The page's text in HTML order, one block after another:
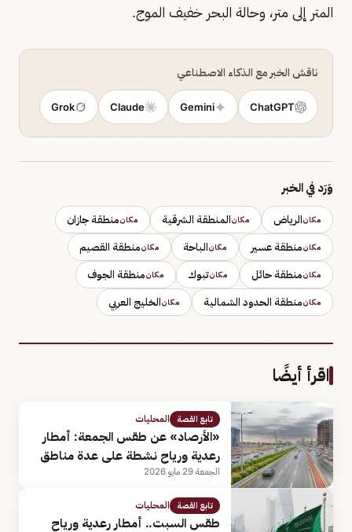
المتر إلى متر، وحالة البحر خفيف الموج.
ناقش الخبر مع الذكاء الاصطناعي
ChatGPT
Gemini
Claude
Grok
وَرَد في الخبر
مكانالرياض مكانالمنطقة الشرقية مكانمنطقة جازان
مكانمنطقة عسير مكانالباحة مكانمنطقة القصيم
مكانمنطقة حائل مكانتبوك مكانمنطقة الجوف
مكانمنطقة الحدود الشمالية مكانالخليج العربي
اقرأ أيضًا
تابع القصة المحليات
«الأرصاد» عن طقس الجمعة: أمطار
رعدية ورياح نشطة على عدة مناطق
الجمعة 29 مايو 2026
تابع القصة المحليات
طقس السبت.. أمطار رعدية ورياح